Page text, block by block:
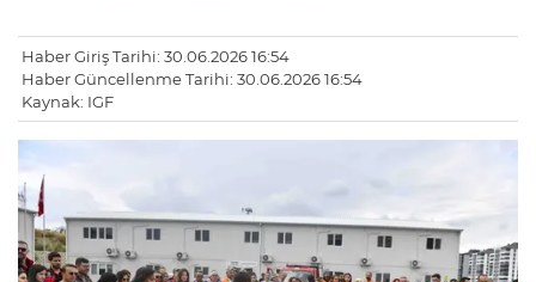
Haber Giriş Tarihi: 30.06.2026 16:54
Haber Güncellenme Tarihi: 30.06.2026 16:54
Kaynak: IGF